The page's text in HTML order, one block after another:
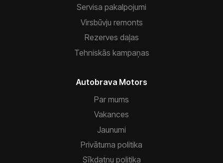
Servisa pakalpojumi
Virsbūvju remonts
Rezerves daļas
Tehniskās kampaņas
Autobrava Motors
Par mums
Vakances
Jaunumi
Privātuma politika
Sīkdatņu politika